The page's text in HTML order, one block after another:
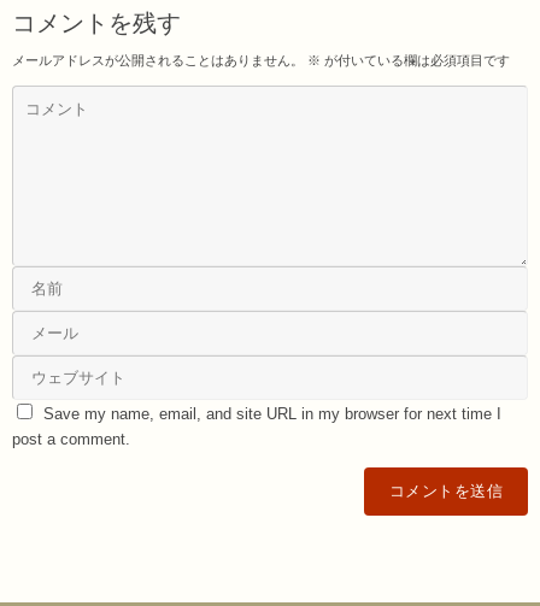
コメントを残す
メールアドレスが公開されることはありません。 ※ が付いている欄は必須項目です
Save my name, email, and site URL in my browser for next time I
post a comment.